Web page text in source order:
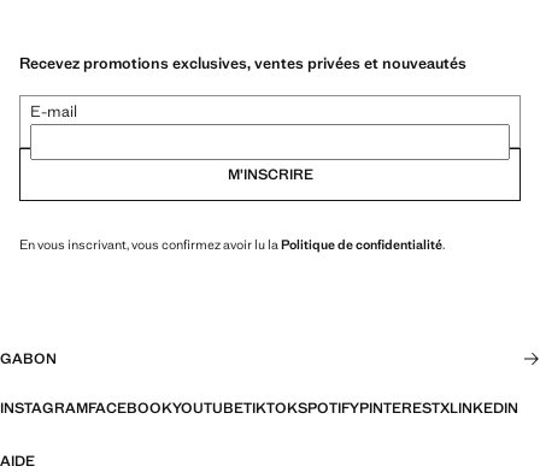
Recevez promotions exclusives, ventes privées et nouveautés
E-mail
M’INSCRIRE
En vous inscrivant, vous confirmez avoir lu la Politique de confidentialité.
GABON
INSTAGRAMFACEBOOKYOUTUBETIKTOKSPOTIFYPINTERESTXLINKEDIN
AIDE